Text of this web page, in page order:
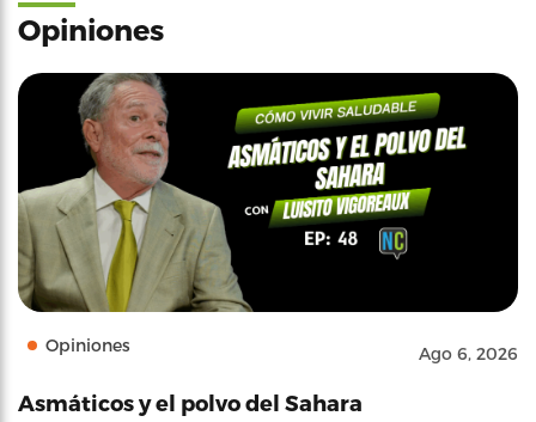
Opiniones
Opiniones Ago 6, 2026
Asmáticos y el polvo del Sahara